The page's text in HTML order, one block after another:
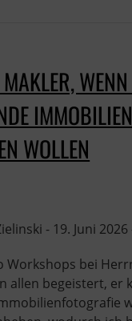
WOLLEN
- 19. Juni 2026
Workshops bei
allen begeistert, er